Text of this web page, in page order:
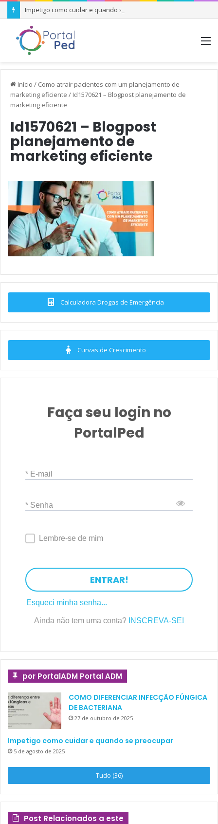
Impetigo como cuidar e quando se preocupar
Início / Como atrair pacientes com um planejamento de
marketing eficiente / Id1570621 – Blogpost planejamento de
marketing eficiente
Id1570621 – Blogpost
planejamento de
marketing eficiente
Calculadora Drogas de Emergência
Curvas de Crescimento
Faça seu login no
PortalPed
* E-mail
* Senha
Lembre-se de mim
ENTRAR!
Esqueci minha senha...
Ainda não tem uma conta? INSCREVA-SE!
por PortalADM Portal ADM
COMO DIFERENCIAR INFECÇÃO FÚNGICA
DE BACTERIANA
27 de outubro de 2025
Impetigo como cuidar e quando se preocupar
5 de agosto de 2025
Tudo (36)
Post Relacionados a este